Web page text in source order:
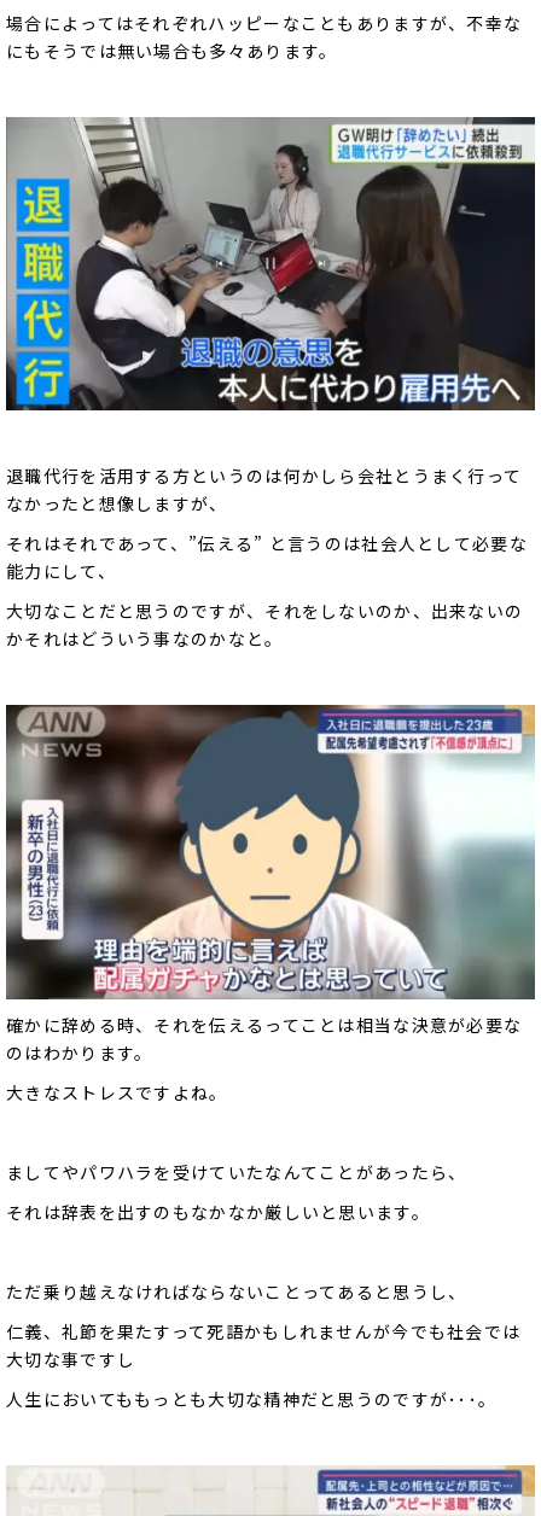
場合によってはそれぞれハッピーなこともありますが、不幸な
にもそうでは無い場合も多々あります。
退職代行を活用する方というのは何かしら会社とうまく行って
なかったと想像しますが、
それはそれであって、”伝える” と言うのは社会人として必要な
能力にして、
大切なことだと思うのですが、それをしないのか、出来ないの
かそれはどういう事なのかなと。
確かに辞める時、それを伝えるってことは相当な決意が必要な
のはわかります。
大きなストレスですよね。
ましてやパワハラを受けていたなんてことがあったら、
それは辞表を出すのもなかなか厳しいと思います。
ただ乗り越えなければならないことってあると思うし、
仁義、礼節を果たすって死語かもしれませんが今でも社会では
大切な事ですし
人生においてももっとも大切な精神だと思うのですが･･･。